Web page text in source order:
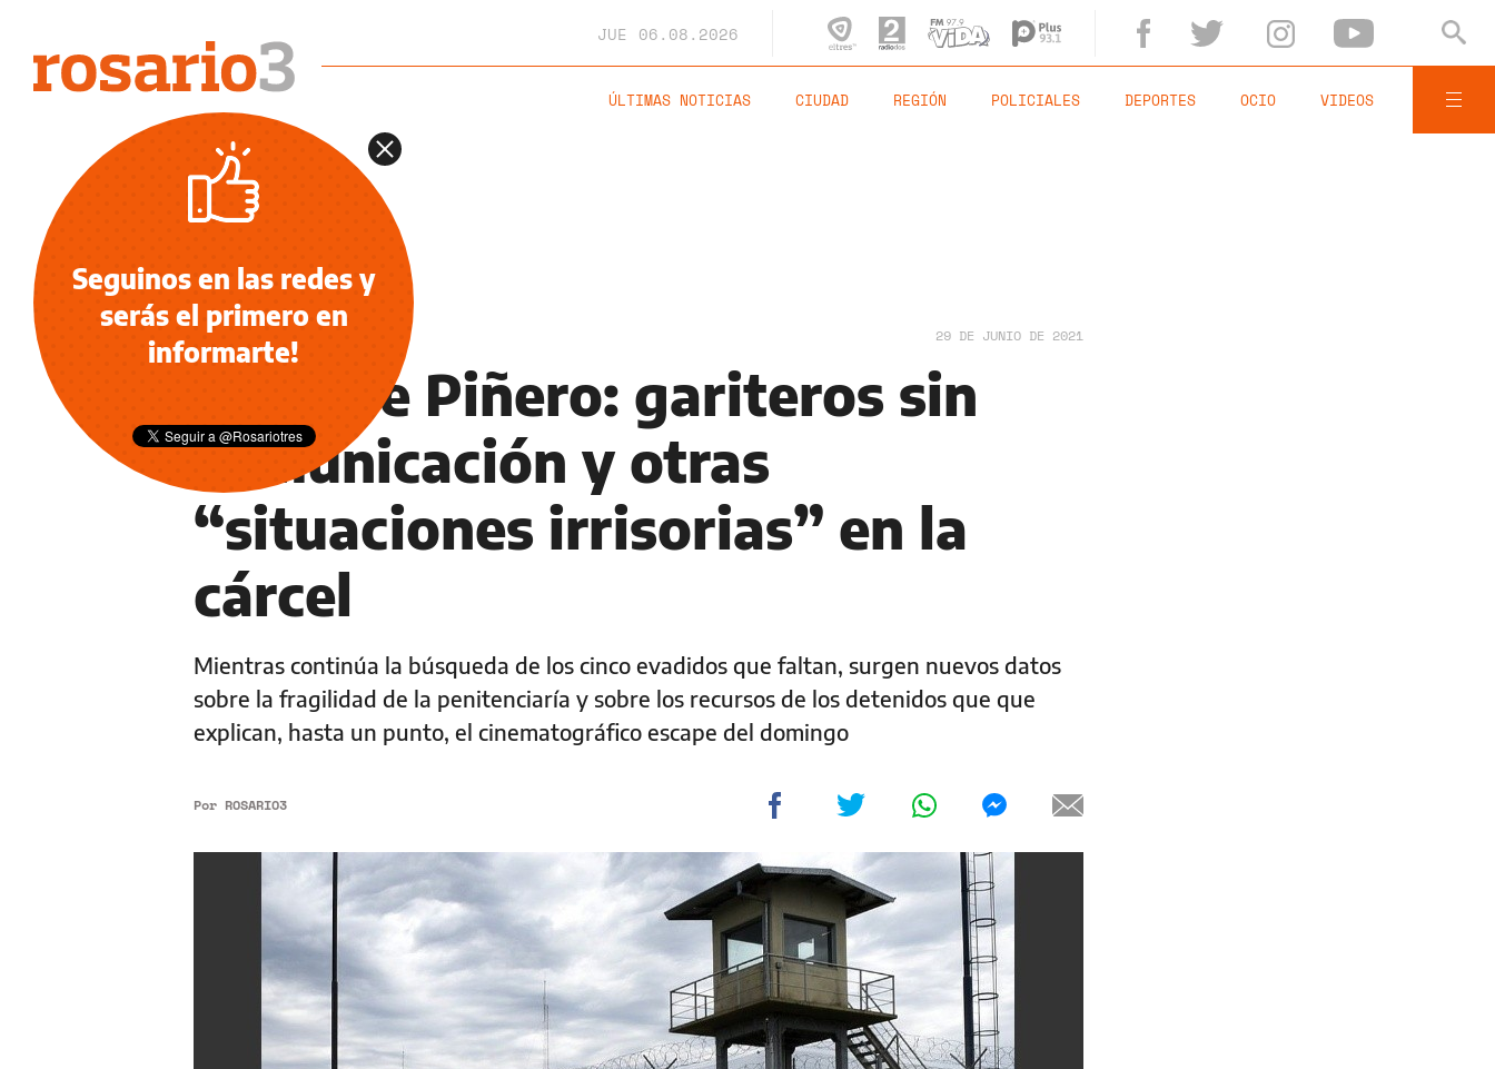
JUE 06.08.2026
ÚLTIMAS NOTICIAS CIUDAD REGIÓN POLICIALES DEPORTES OCIO VIDEOS
INFORMACIÓN GENERAL 29 DE JUNIO DE 2021
Fuga de Piñero: gariteros sin
comunicación y otras
“situaciones irrisorias” en la
cárcel
Mientras continúa la búsqueda de los cinco evadidos que faltan, surgen nuevos datos
sobre la fragilidad de la penitenciaría y sobre los recursos de los detenidos que que
explican, hasta un punto, el cinematográfico escape del domingo
Por ROSARIO3
Seguinos en las redes y
serás el primero en
informarte!